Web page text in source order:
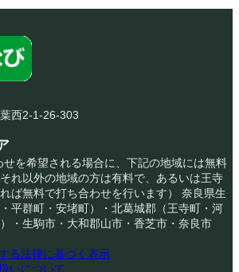
西2-1-26-303
せを希望される場合に、下記の地域には無料
れ以外の地域の方は有料で、あるいは王寺
ば無料で打ち合わせを行います） 奈良県生
平群町・安堵町）・北葛城郡（王寺町・河
・生駒市・大和郡山市・香芝市・奈良市
る法律に基づく表示
いについて